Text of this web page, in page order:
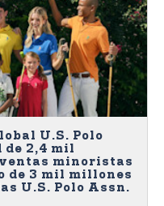
U.S. Polo
de 2,4 mil
minoristas
de 3 mil millones
U.S. Polo Assn.